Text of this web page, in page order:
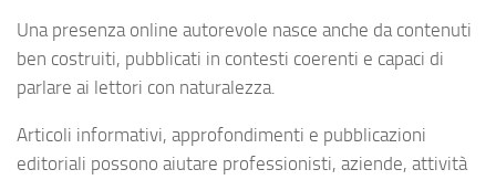
Una presenza online autorevole nasce anche da contenuti
ben costruiti, pubblicati in contesti coerenti e capaci di
parlare ai lettori con naturalezza.
Articoli informativi, approfondimenti e pubblicazioni
editoriali possono aiutare professionisti, aziende, attività